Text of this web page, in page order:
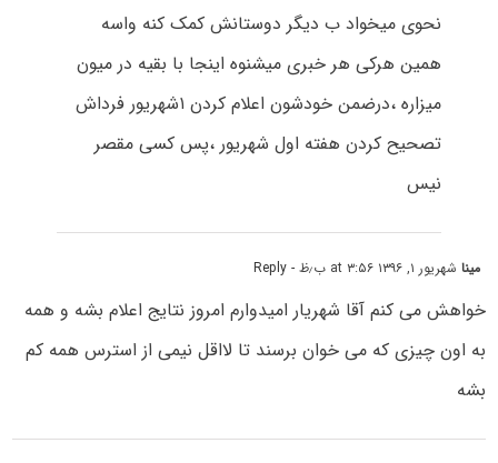
نحوی میخواد ب دیگر دوستانش کمک کنه واسه
همین هرکی هر خبری میشنوه اینجا با بقیه در میون
میزاره ،درضمن خودشون اعلام کردن ۱شهریور فرداش
تصحیح کردن هفته اول شهریور ،پس کسی مقصر
نیس
میناشهریور ۱, ۱۳۹۶ at ۳:۵۶ ب٫ظ - Reply
خواهش می کنم آقا شهریار امیدوارم امروز نتایج اعلام بشه و همه
به اون چیزی که می خوان برسند تا لااقل نیمی از استرس همه کم
بشه